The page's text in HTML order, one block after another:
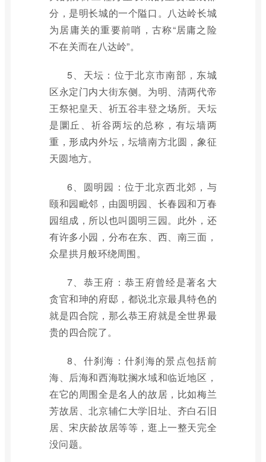
分，是明长城的一个隘口。八达岭长城
为居庸关的重要前哨，古称“居庸之险
不在关而在八达岭”。
5、天坛：位于北京市南部，东城
区永定门内大街东侧。为明、清两代帝
王祭祀皇天、祈五谷丰登之场所。天坛
是圜丘、祈谷两坛的总称，有坛墙两
重，形成内外坛，坛墙南方北圆，象征
天圆地方。
6、圆明园：位于北京西北郊，与
颐和园毗邻，由圆明园、长春园和万春
园组成，所以也叫圆明三园。此外，还
有许多小园，分布在东、西、南三面，
众星拱月般环绕周围。
7、恭王府：恭王府曾经是著名大
贪官和珅的府邸，都说北京最具特色的
就是四合院，那么恭王府就是全世界最
贵的四合院了。
8、什刹海：什刹海的景点包括前
海、后海和西海耽搁水域和临近地区，
在它的周围全是名人的故居，比如梅兰
芳故居、北京辅仁大学旧址、齐白石旧
居、宋庆龄故居等等，逛上一整天完全
没问题。